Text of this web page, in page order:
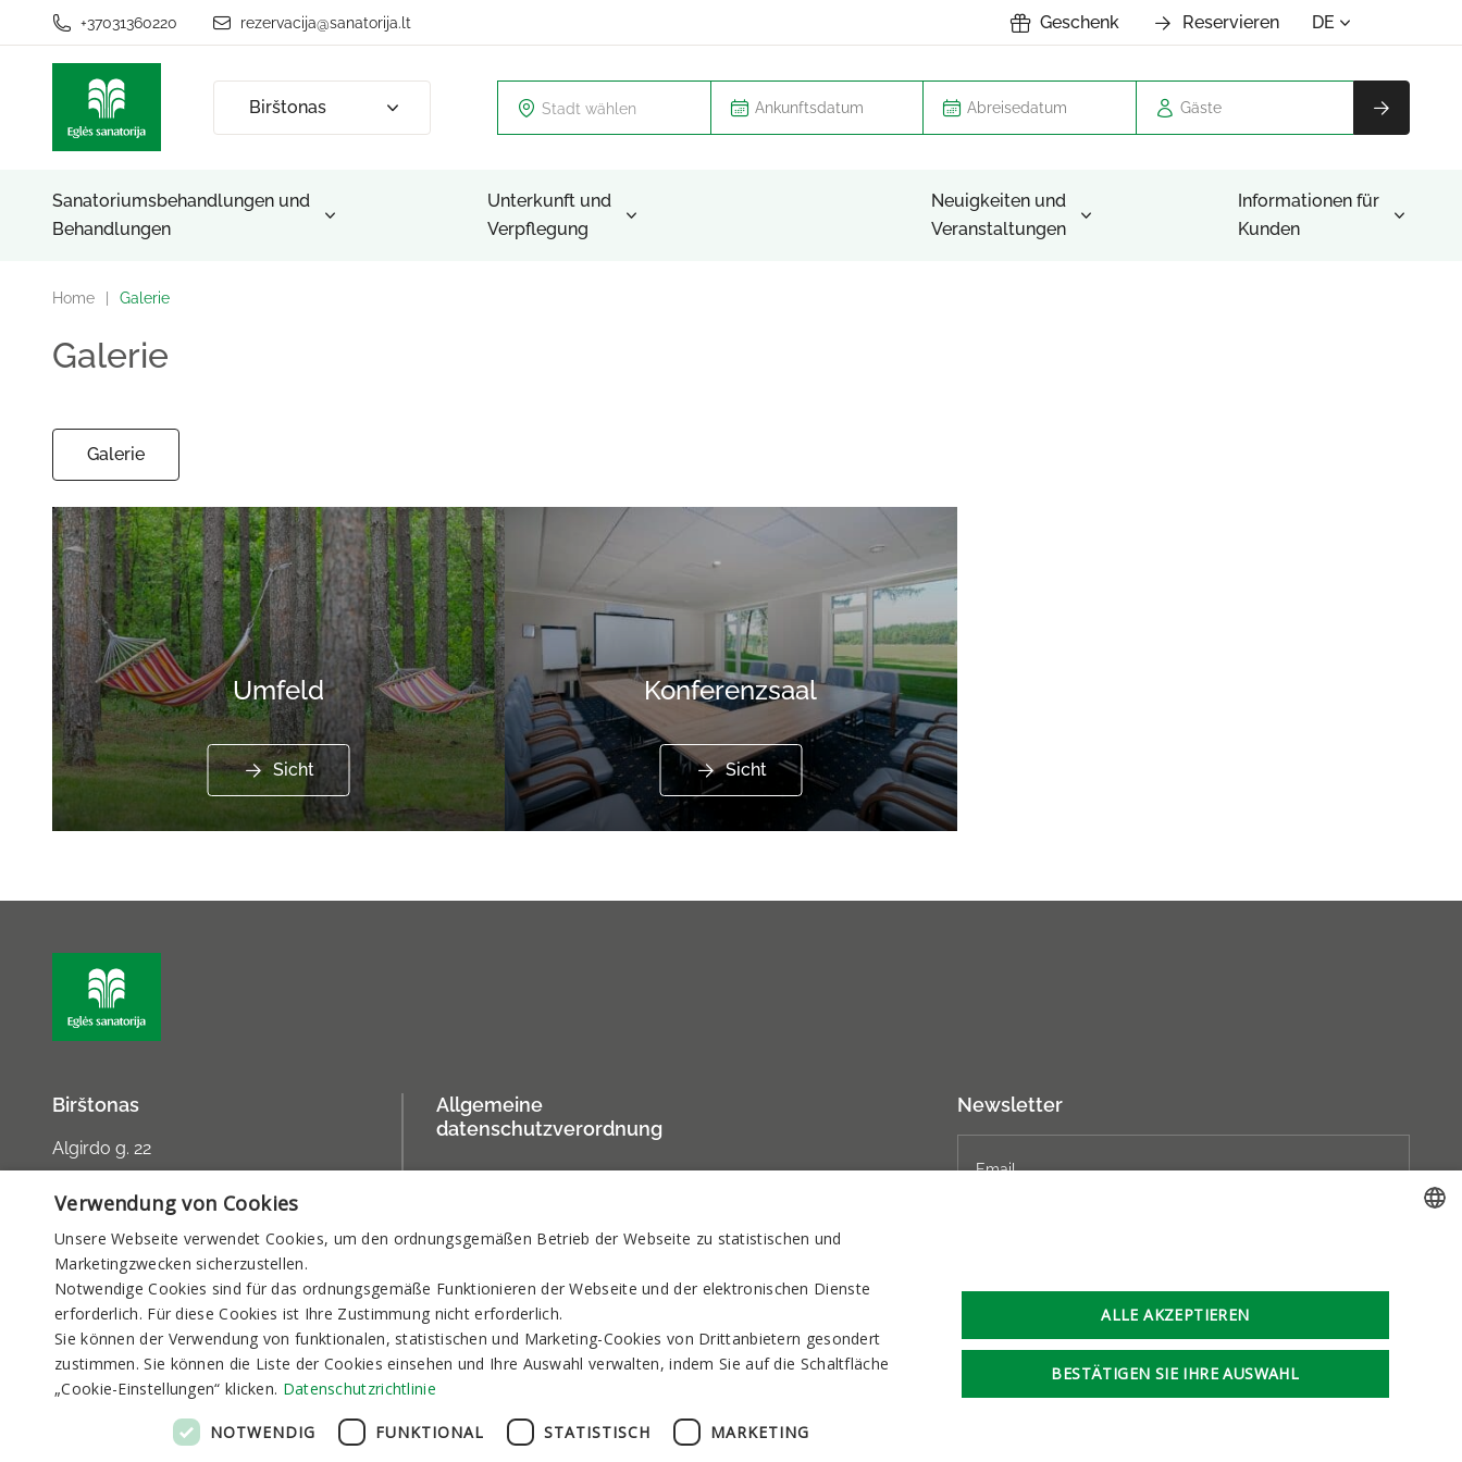
+37031360220 rezervacija@sanatorija.lt Geschenk Reservieren DE
Birštonas Stadt wählen Gäste
Sanatoriumsbehandlungen und
Behandlungen
Unterkunft und
Verpflegung
Neuigkeiten und
Veranstaltungen
Informationen für
Kunden
Home Galerie
Galerie
Galerie
Umfeld
Sicht
Konferenzsaal
Sicht
Birštonas
Algirdo g. 22
Reservierung und Informationen
rezervacija@sanatorija.lt
+37031360220
I-V 8:00-19:00
VI-VII 9:00-15:00
Allgemeine
datenschutzverordnung
Newsletter
GERMAN
Verwendung von Cookies
Unsere Webseite verwendet Cookies, um den ordnungsgemäßen Betrieb der Webseite zu statistischen und
Marketingzwecken sicherzustellen.
Notwendige Cookies sind für das ordnungsgemäße Funktionieren der Webseite und der elektronischen Dienste
erforderlich. Für diese Cookies ist Ihre Zustimmung nicht erforderlich.
Sie können der Verwendung von funktionalen, statistischen und Marketing-Cookies von Drittanbietern gesondert
zustimmen. Sie können die Liste der Cookies einsehen und Ihre Auswahl verwalten, indem Sie auf die Schaltfläche
„Cookie-Einstellungen“ klicken. Datenschutzrichtlinie
NOTWENDIG STATISTISCH MARKETING
FUNKTIONAL
BESTÄTIGEN SIE IHRE AUSWAHL
ALLE AKZEPTIEREN